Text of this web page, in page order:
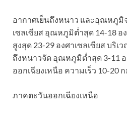
อากาศเย็นถึงหนาว และอุณหภูมิ
เซลเซียส อุณหภูมิต่ำสุด 14-18 อ
สูงสุด 23-29 องศาเซลเซียส บริ
ถึงหนาวจัด อุณหภูมิต่ำสุด 3-11
ออกเฉียงเหนือ ความเร็ว 10-20
ภาคตะวันออกเฉียงเหนือ